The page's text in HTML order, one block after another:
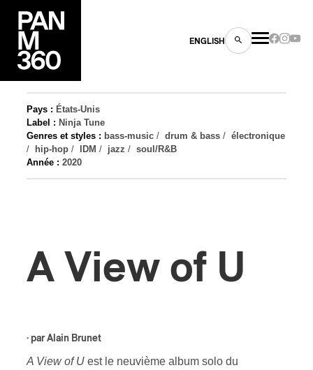
ENGLISH
Pays : États-Unis
Label : Ninja Tune
Genres et styles : bass-music / drum & bass / électronique
/
hip-hop / IDM / jazz / soul/R&B
Année : 2020
A View of U
· parAlain Brunet
A View of U est le neuvième album solo du